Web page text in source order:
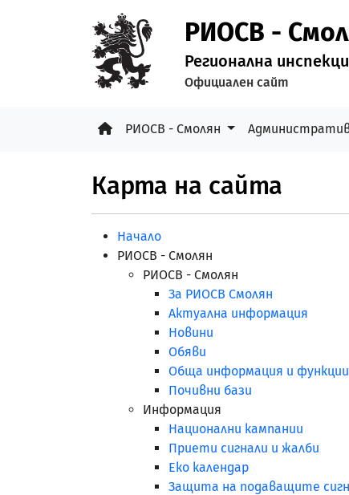
РИОСВ -
Регионална
Официален сайт
РИОСВ - Смолян
Карта на сайта
Начало
РИОСВ - Смолян
РИОСВ - Смолян
За РИОСВ Смолян
Актуална информация
Новини
Обяви
Обща информация и функции
Почивни бази
Информация
Национални кампании
Приети сигнали и жалби
Еко календар
Защита на подаващите